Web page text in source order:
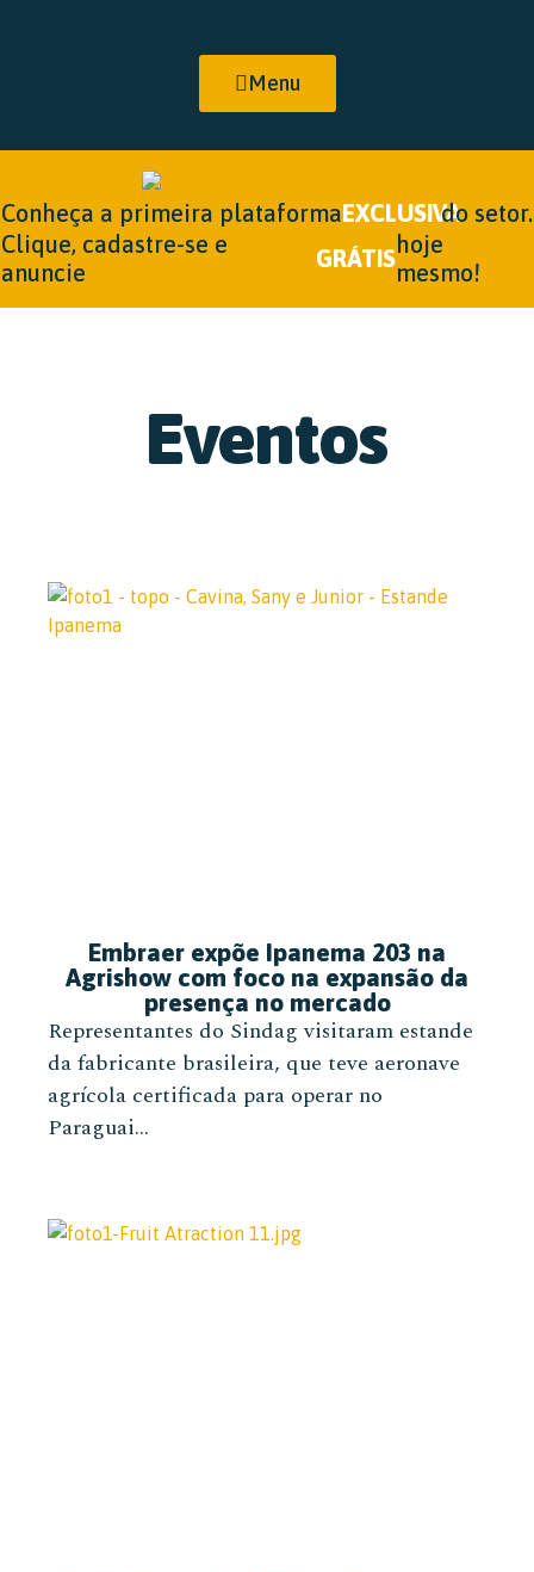
Menu
Conheça a primeira plataformaEXCLUSIVAdo setor.
Clique, cadastre-se e
anuncie
GRÁTIS
hoje
mesmo!
Eventos
Embraer expõe Ipanema 203 na
Agrishow com foco na expansão da
presença no mercado
Representantes do Sindag visitaram estande
da fabricante brasileira, que teve aeronave
agrícola certificada para operar no
Paraguai...